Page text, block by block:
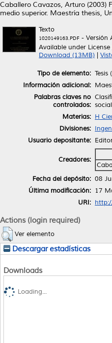
Caballero Cavazos, Arturo (2003)
medio superior. Maestría thesis,
Texto
1020149163.PDF - Versión
Available under License
Download (13MB)
Tipo de elemento: Tesis
Información adicional:
Palabras claves no
controlados:
Materias: H
Divisiones:
Usuario depositante:
Creadores:
Fecha del depósito: 08
Última modificación: 17
URI:
Actions (login required)
Ver elemento
Descargar estadísticas
Downloads
Loading...